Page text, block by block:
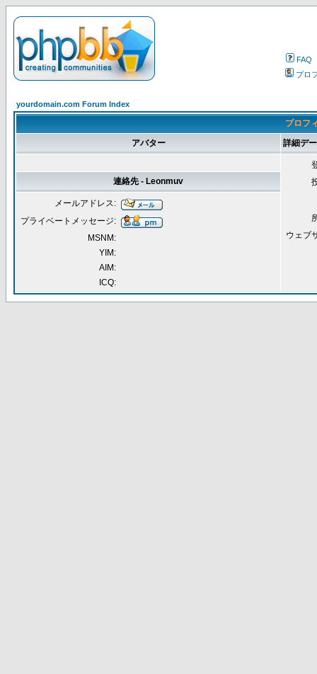
FAQ
プロ
yourdomain.com Forum Index
プロフ
アバター
詳細デ
ウェブ
連絡先 - Leonmuv
メールアドレス:
プライベートメッセージ:
MSNM:
YIM:
AIM:
ICQ: